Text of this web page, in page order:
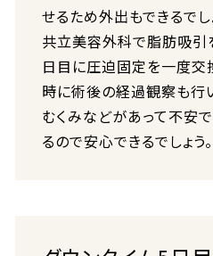
せるため外出もできるでし
共立美容外科で脂肪吸引
日目に圧迫固定を一度交
時に術後の経過観察も行
むくみなどがあって不安
るので安心できるでしょう。